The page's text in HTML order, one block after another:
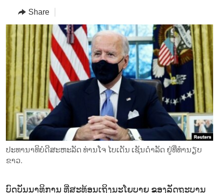
Navigation
Skip
Search
AFRICA
AMERICAS
ASIA
EUROPE
MIDDLE EAST
TOPICS
HUMAN RIGHTS
SECURITY AND DEFENSE
AID AND DEVELOPMENT
DEMOCRACY AND GOVERNANCE
ECONOMY AND TRADE
ENVIRONMENT AND HEALTH
IDEALS AND INSTITUTIONS
ARCHIVE
ABOUT US
FOLLOW US
Share
ປະທານາທິບໍດີສະຫະລັດ ທ່ານໂຈ ໄບເດັນ ເຊັນດຳລັດ ຢູ່ທີ່ທຳນຽບ
ຂາວ.
ບົດບັນນາທິການ ທີ່ສະທ້ອນເຖິງນະໂຍບາຍ ຂອງລັດຖະບານ